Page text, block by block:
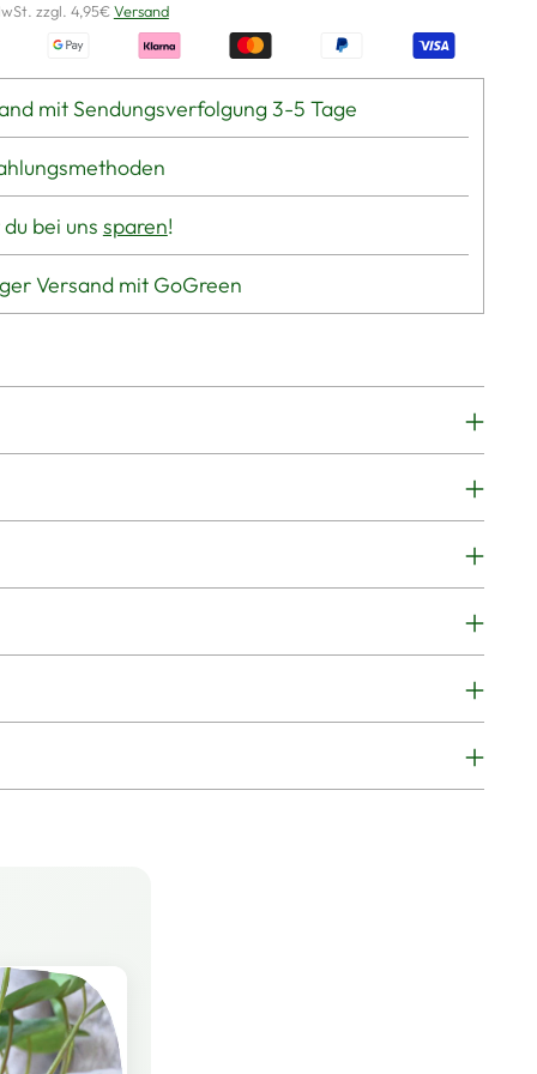
zzgl. 4,95€Versand
mit Sendungsverfolgung 3-5 Tage
bei uns sparen!
Versand mit GoGreen